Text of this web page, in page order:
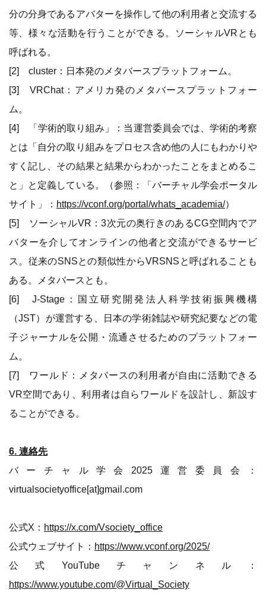
分の分身であるアバターを操作して他の利用者と交流する
等、様々な活動を行うことができる。ソーシャルVRとも
呼ばれる。
[2] cluster：日本発のメタバースプラットフォーム。
[3] VRChat：アメリカ発のメタバースプラットフォー
ム。
[4] 「学術的取り組み」：当運営委員会では、学術的考察
とは「自分の取り組みをプロセス含め他の人にもわかりや
すく記し、その結果と結果からわかったことをまとめるこ
と」と定義している。（参照：「バーチャル学会ポータル
サイト」： https://vconf.org/portal/whats_academia/）
[5] ソーシャルVR：3次元の奥行きのあるCG空間内でア
バターを介してオンラインの他者と交流ができるサービ
ス。従来のSNSとの類似性からVRSNSと呼ばれることも
ある。メタバースとも。
[6] J-Stage：国立研究開発法人科学技術振興機構
（JST）が運営する、日本の学術雑誌や研究紀要などの電
子ジャーナルを公開・流通させるためのプラットフォー
ム。
[7] ワールド：メタバースの利用者が自由に活動できる
VR空間であり、利用者は自らワールドを設計し、新設す
ることができる。
6. 連絡先
バーチャル学会2025運営委員会：
virtualsocietyoffice[at]gmail.com
公式X： https://x.com/Vsociety_office
公式ウェブサイト： https://www.vconf.org/2025/
公式YouTubeチャンネル：
https://www.youtube.com/@Virtual_Society